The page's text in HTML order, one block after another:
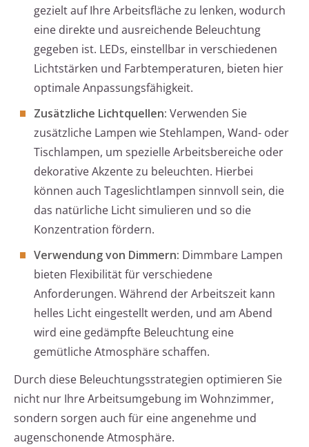
gezielt auf Ihre Arbeitsfläche zu lenken, wodurch
eine direkte und ausreichende Beleuchtung
gegeben ist. LEDs, einstellbar in verschiedenen
Lichtstärken und Farbtemperaturen, bieten hier
optimale Anpassungsfähigkeit.
Zusätzliche Lichtquellen: Verwenden Sie
zusätzliche Lampen wie Stehlampen, Wand- oder
Tischlampen, um spezielle Arbeitsbereiche oder
dekorative Akzente zu beleuchten. Hierbei
können auch Tageslichtlampen sinnvoll sein, die
das natürliche Licht simulieren und so die
Konzentration fördern.
Verwendung von Dimmern: Dimmbare Lampen
bieten Flexibilität für verschiedene
Anforderungen. Während der Arbeitszeit kann
helles Licht eingestellt werden, und am Abend
wird eine gedämpfte Beleuchtung eine
gemütliche Atmosphäre schaffen.
Durch diese Beleuchtungsstrategien optimieren Sie
nicht nur Ihre Arbeitsumgebung im Wohnzimmer,
sondern sorgen auch für eine angenehme und
augenschonende Atmosphäre.